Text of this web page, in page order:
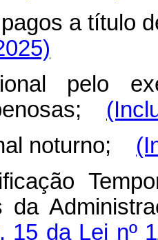
a título
pelo
noturno;
da
15 da Lei nº